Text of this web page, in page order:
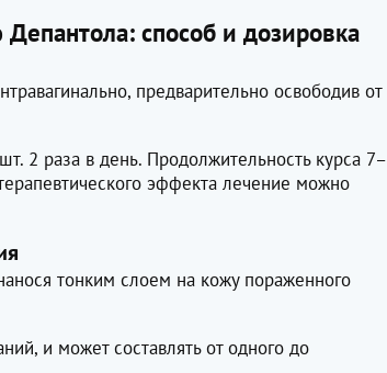
способ и дозировка
предварительно освободив от
2 раза в день. Продолжительность курса 7–
эффекта лечение можно
тонким слоем на кожу пораженного
и может составлять от одного до